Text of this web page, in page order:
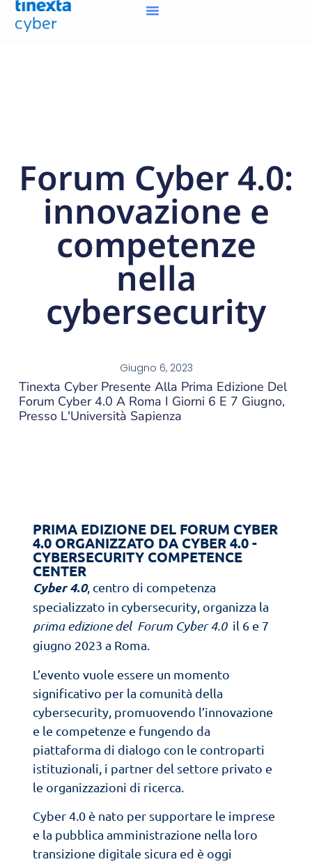
Forum Cyber 4.0:
innovazione e
competenze
nella
cybersecurity
Giugno 6, 2023
Tinexta Cyber Presente Alla Prima Edizione Del
Forum Cyber 4.0 A Roma I Giorni 6 E 7 Giugno,
Presso L'Università Sapienza
PRIMA EDIZIONE DEL FORUM CYBER
4.0 ORGANIZZATO DA CYBER 4.0 -
CYBERSECURITY COMPETENCE
CENTER
Cyber 4.0, centro di competenza
specializzato in cybersecurity, organizza la
prima edizione del Forum Cyber 4.0 il 6 e 7
giugno 2023 a Roma.
L’evento vuole essere un momento
significativo per la comunità della
cybersecurity, promuovendo l’innovazione
e le competenze e fungendo da
piattaforma di dialogo con le controparti
istituzionali, i partner del settore privato e
le organizzazioni di ricerca.
Cyber 4.0 è nato per supportare le imprese
e la pubblica amministrazione nella loro
transizione digitale sicura ed è oggi